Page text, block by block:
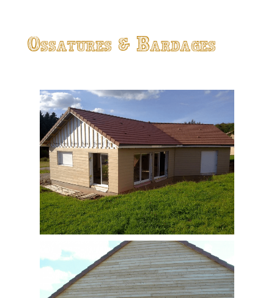
Ossatures & Bardages